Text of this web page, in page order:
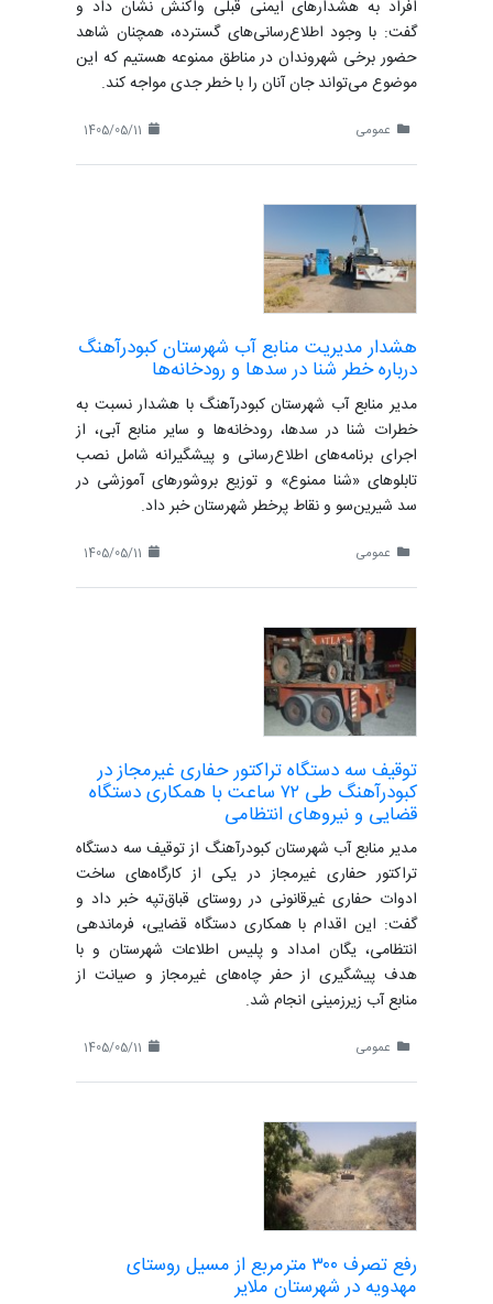
افراد به هشدارهای ایمنی قبلی واکنش نشان داد و
گفت: با وجود اطلاع‌رسانی‌های گسترده، همچنان شاهد
حضور برخی شهروندان در مناطق ممنوعه هستیم که این
موضوع می‌تواند جان آنان را با خطر جدی مواجه کند.
عمومی
هشدار مدیریت منابع آب شهرستان کبودرآهنگ
درباره خطر شنا در سدها و رودخانه‌ها
مدیر منابع آب شهرستان کبودرآهنگ با هشدار نسبت به
خطرات شنا در سدها، رودخانه‌ها و سایر منابع آبی، از
اجرای برنامه‌های اطلاع‌رسانی و پیشگیرانه شامل نصب
تابلوهای «شنا ممنوع» و توزیع بروشورهای آموزشی در
سد شیرین‌سو و نقاط پرخطر شهرستان خبر داد.
عمومی
توقیف سه دستگاه تراکتور حفاری غیرمجاز در
کبودرآهنگ طی ۷۲ ساعت با همکاری دستگاه
قضایی و نیروهای انتظامی
مدیر منابع آب شهرستان کبودرآهنگ از توقیف سه دستگاه
تراکتور حفاری غیرمجاز در یکی از کارگاه‌های ساخت
ادوات حفاری غیرقانونی در روستای قباق‌تپه خبر داد و
گفت: این اقدام با همکاری دستگاه قضایی، فرماندهی
انتظامی، یگان امداد و پلیس اطلاعات شهرستان و با
هدف پیشگیری از حفر چاه‌های غیرمجاز و صیانت از
منابع آب زیرزمینی انجام شد.
عمومی
رفع تصرف ۳۰۰ مترمربع از مسیل روستای
مهدویه در شهرستان ملایر